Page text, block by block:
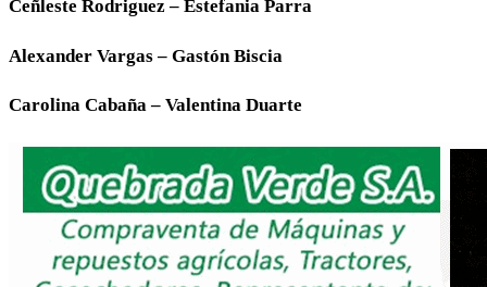
Ceñleste Rodriguez – Estefania Parra
Alexander Vargas – Gastón Biscia
Carolina Cabaña – Valentina Duarte